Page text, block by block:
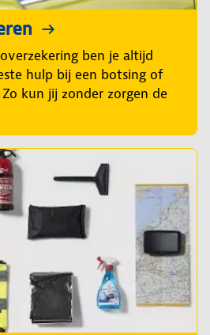
ben je altijd
hulp bij een botsing of
kun jij zonder zorgen de